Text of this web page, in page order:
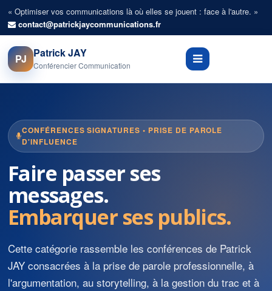
« Optimiser vos communications là où elles se jouent : face à l'autre. »
contact@patrickjaycommunications.fr
PJ Patrick JAY
Conférencier Communication
CONFÉRENCES SIGNATURES • PRISE DE PAROLE
D'INFLUENCE
Faire passer ses
messages.
Embarquer ses publics.
Cette catégorie rassemble les conférences de Patrick
JAY consacrées à la prise de parole professionnelle, à
l'argumentation, au storytelling, à la gestion du trac et à